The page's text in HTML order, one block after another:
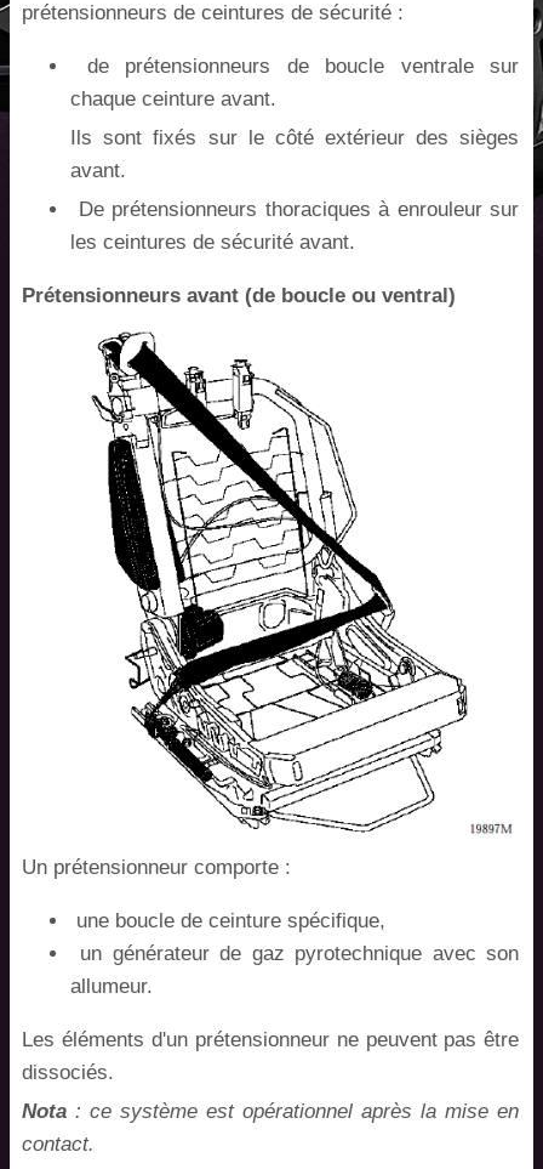
prétensionneurs de ceintures de sécurité :
de prétensionneurs de boucle ventrale sur
chaque ceinture avant.
Ils sont fixés sur le côté extérieur des sièges
avant.
De prétensionneurs thoraciques à enrouleur sur
les ceintures de sécurité avant.
Prétensionneurs avant (de boucle ou ventral)
Un prétensionneur comporte :
une boucle de ceinture spécifique,
un générateur de gaz pyrotechnique avec son
allumeur.
Les éléments d'un prétensionneur ne peuvent pas être
dissociés.
Nota : ce système est opérationnel après la mise en
contact.